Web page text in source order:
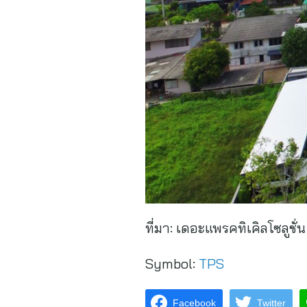
ที่มา: เดอะแพรคทิเคิลโซลูชั่น
Symbol: TPS
Facebook Twitter